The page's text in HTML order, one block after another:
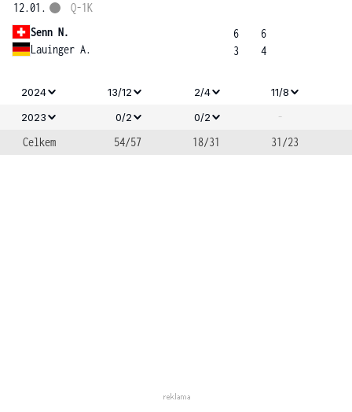
12.01.
Senn N.
Lauinger A.
Q-1K
6
3
6
4
2024 13/12 2/4
11/8
2023
0/2 0/2
-
Celkem
54/57 18/31 31/23